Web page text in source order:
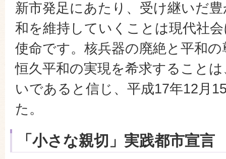
新市発足にあたり、受け継いだ
和を維持していくことは現代社
使命です。核兵器の廃絶と平和
恒久平和の実現を希求すること
いであると信じ、平成17年12月
た。
「小さな親切」実践都市宣言